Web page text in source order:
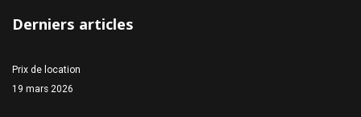
Derniers articles
Prix de location
19 mars 2026